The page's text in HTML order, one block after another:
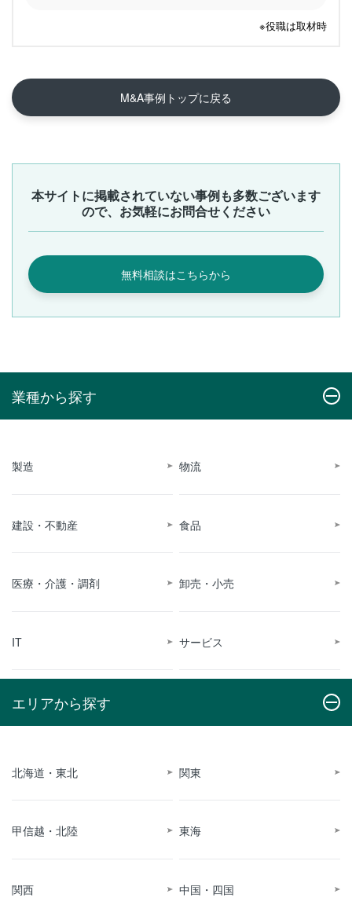
※役職は取材時
M&A事例トップに戻る
本サイトに掲載されていない事例も多数ございます
ので、お気軽にお問合せください
無料相談はこちらから
業種から探す
製造 物流
建設・不動産 食品
医療・介護・調剤 卸売・小売
IT サービス
エリアから探す
北海道・東北 関東
甲信越・北陸 東海
関西 中国・四国